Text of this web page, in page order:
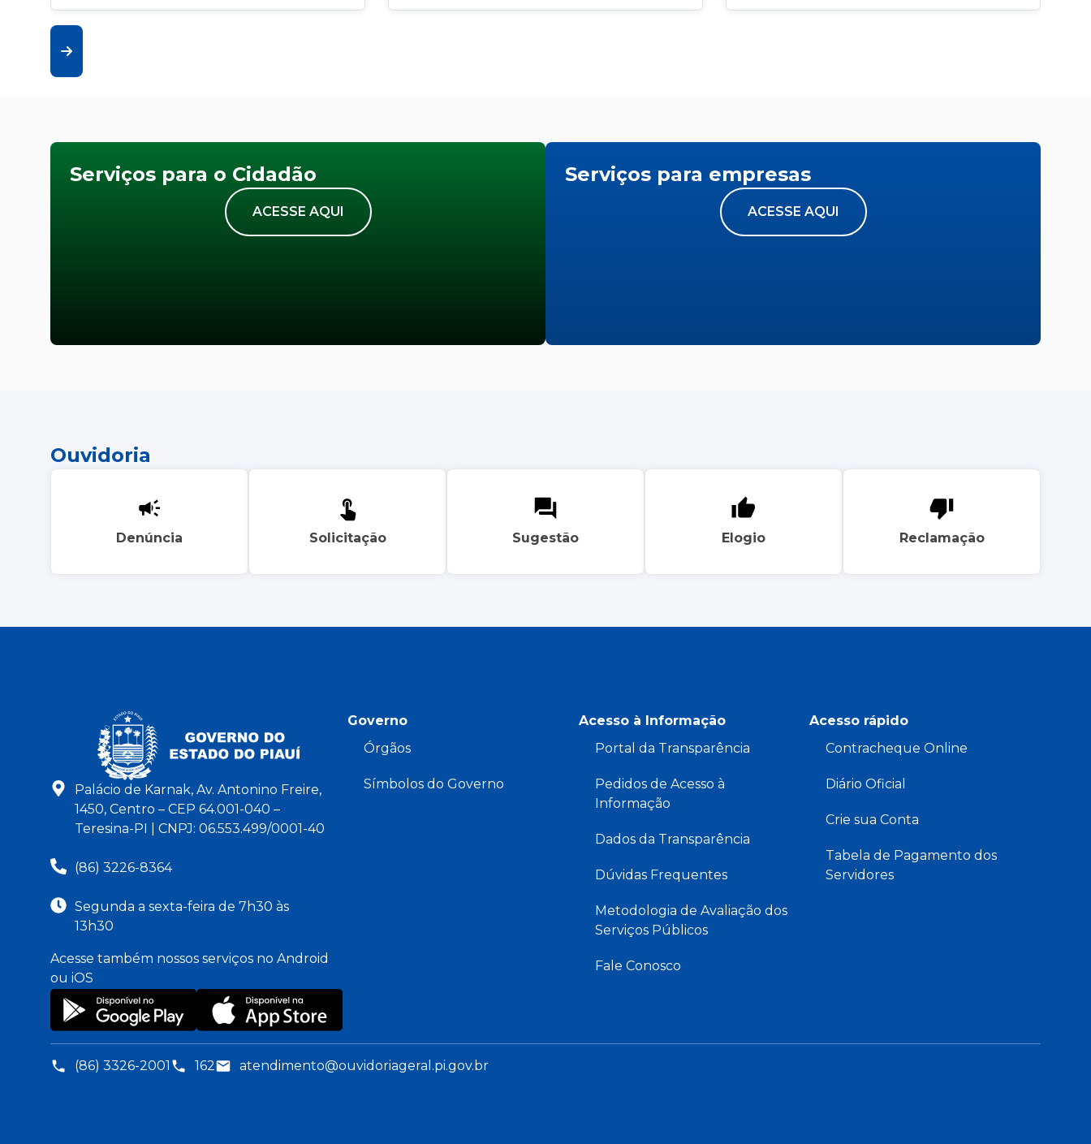
Serviços para o Cidadão
ACESSE AQUI
Serviços para empresas
ACESSE AQUI
Ouvidoria
Denúncia Solicitação Sugestão Elogio Reclamação
Palácio de Karnak, Av. Antonino Freire,
1450, Centro – CEP 64.001-040 –
Teresina-PI | CNPJ: 06.553.499/0001-40
(86) 3226-8364
Segunda a sexta-feira de 7h30 às
13h30
Acesse também nossos serviços no Android
ou iOS
Governo
Órgãos
Símbolos do Governo
Acesso à Informação
Portal da Transparência
Pedidos de Acesso à
Informação
Dados da Transparência
Dúvidas Frequentes
Metodologia de Avaliação dos
Serviços Públicos
Fale Conosco
Acesso rápido
Contracheque Online
Diário Oficial
Crie sua Conta
Tabela de Pagamento dos
Servidores
(86) 3326-2001 162 atendimento@ouvidoriageral.pi.gov.br